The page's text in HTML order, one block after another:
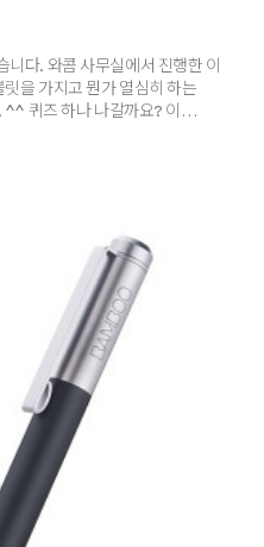
다. 와콤 사무실에서 진행한 이
을 가지고 뭔가 열심히 하는
퀴즈 하나 나갈까요? 이